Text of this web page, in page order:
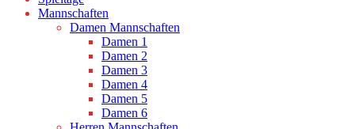
Mannschaften
Damen Mannschaften
Damen 1
Damen 2
Damen 3
Damen 4
Damen 5
Damen 6